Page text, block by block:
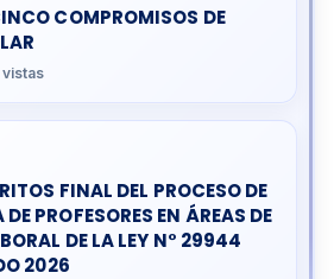
COMPROMISOS DE
vistas
FINAL DEL PROCESO DE
PROFESORES EN ÁREAS DE
DE LA LEY N° 29944
2026